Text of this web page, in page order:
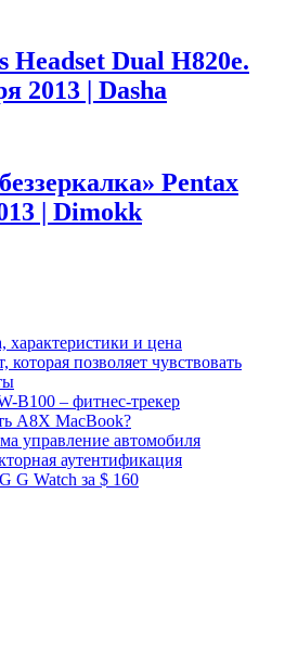
Headset Dual H820e.
2013 | Dasha
Pentax
| Dimokk
характеристики и цена
которая позволяет чувствовать
B100 – фитнес-трекер
A8X MacBook?
управление автомобиля
аутентификация
G Watch за $ 160